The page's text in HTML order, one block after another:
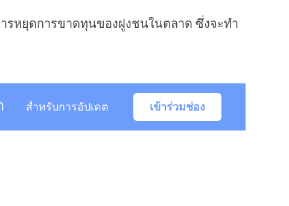
หยุดการขาดทุนของฝูงชนในตลาด ซึ่งจะทำ
สำหรับการอัปเดต เข้าร่วมช่อง